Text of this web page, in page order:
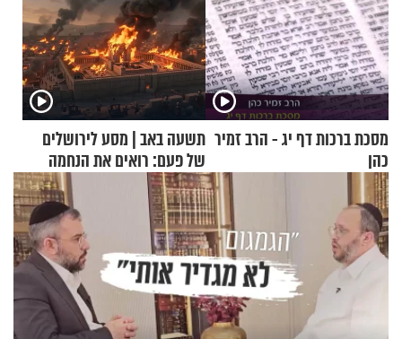
מסכת ברכות דף יג - הרב זמיר
כהן
תשעה באב | מסע לירושלים
של פעם: רואים את הנחמה